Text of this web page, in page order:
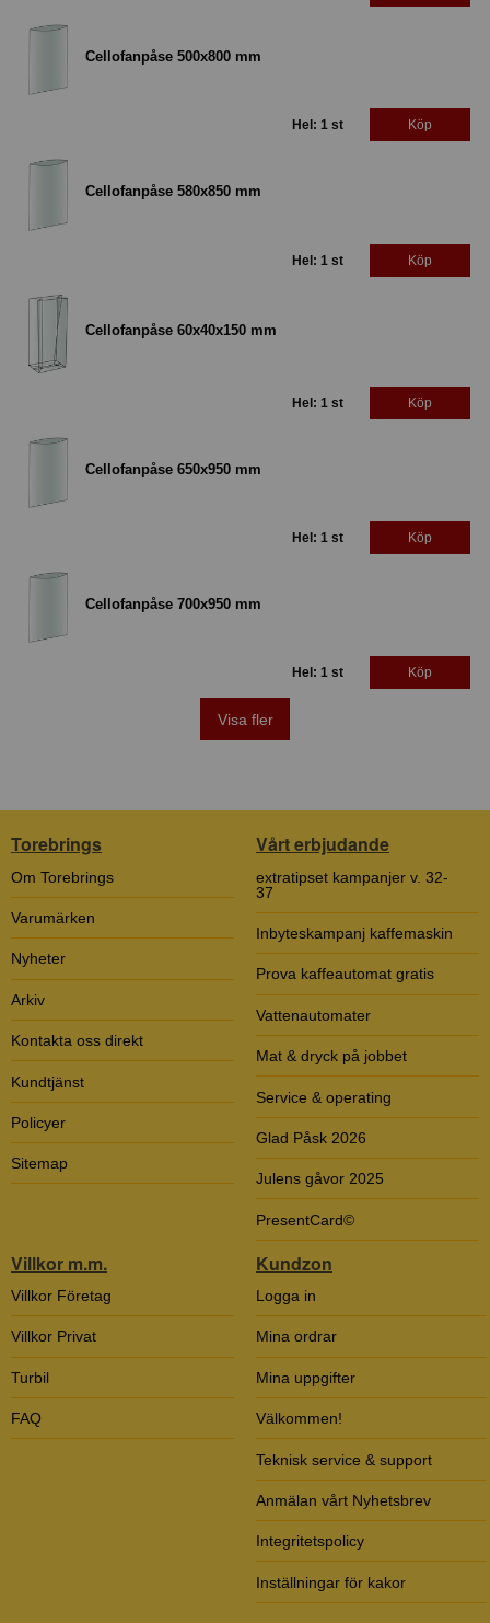
Cellofanpåse 500x800 mm
Hel: 1 st Köp
Cellofanpåse 580x850 mm
Hel: 1 st Köp
Cellofanpåse 60x40x150 mm
Hel: 1 st Köp
Cellofanpåse 650x950 mm
Hel: 1 st Köp
Cellofanpåse 700x950 mm
Hel: 1 st Köp
Visa fler
Torebrings
Om Torebrings
Varumärken
Nyheter
Arkiv
Kontakta oss direkt
Kundtjänst
Policyer
Sitemap
Vårt erbjudande
extratipset kampanjer v. 32-
37
Inbyteskampanj kaffemaskin
Prova kaffeautomat gratis
Vattenautomater
Mat & dryck på jobbet
Service & operating
Glad Påsk 2026
Julens gåvor 2025
PresentCard©
Villkor m.m.
Villkor Företag
Villkor Privat
Turbil
FAQ
Kundzon
Logga in
Mina ordrar
Mina uppgifter
Välkommen!
Teknisk service & support
Anmälan vårt Nyhetsbrev
Integritetspolicy
Inställningar för kakor